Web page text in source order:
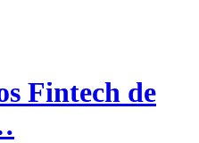
Fintech de